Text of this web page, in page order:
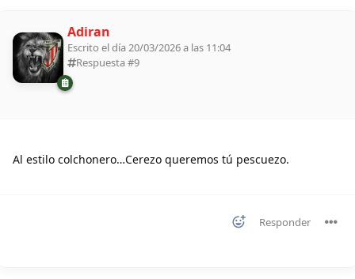
Adiran
Escrito el día 20/03/2026 a las 11:04
Respuesta #9
Al estilo colchonero…Cerezo queremos tú pescuezo.
Responder